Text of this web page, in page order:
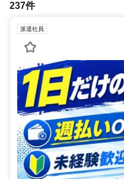
237件
派遣社員